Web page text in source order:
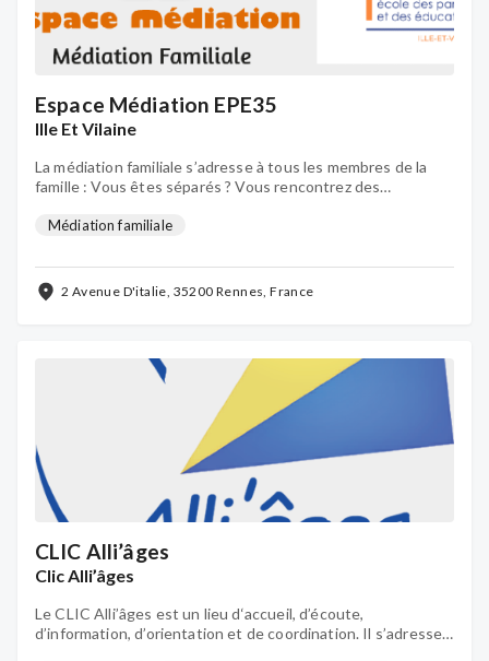
Espace Médiation EPE35
Ille Et Vilaine
La médiation familiale s’adresse à tous les membres de la
famille : Vous êtes séparés ? Vous rencontrez des
Médiation familiale
2 Avenue D'italie, 35200 Rennes, France
CLIC Alli’âges
Clic Alli’âges
Le CLIC Alli’âges est un lieu d‘accueil, d’écoute,
d’information, d’orientation et de coordination. Il s’adresse :